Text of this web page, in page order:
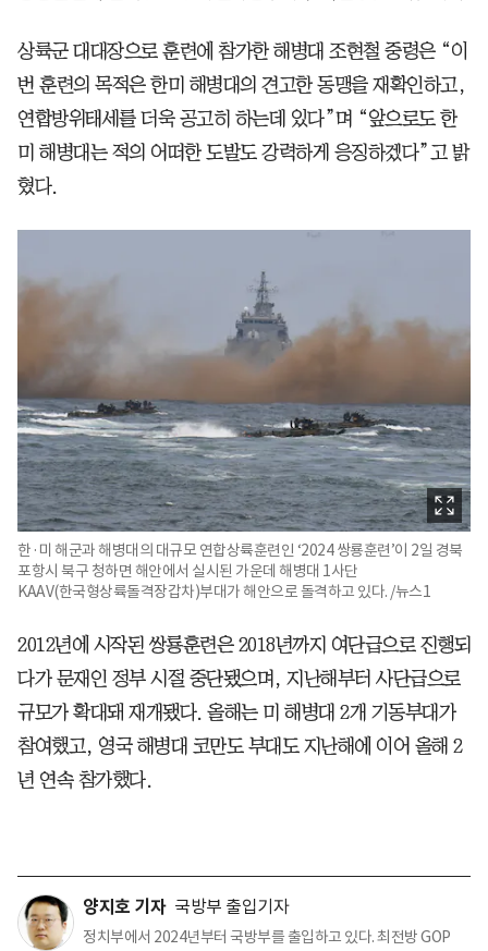
상륙군 대대장으로 훈련에 참가한 해병대 조현철 중령은 “이
번 훈련의 목적은 한미 해병대의 견고한 동맹을 재확인하고,
연합방위태세를 더욱 공고히 하는데 있다”며 “앞으로도 한
미 해병대는 적의 어떠한 도발도 강력하게 응징하겠다”고 밝
혔다.
한·미 해군과 해병대의 대규모 연합상륙훈련인 ‘2024 쌍룡훈련’이 2일 경북
포항시 북구 청하면 해안에서 실시된 가운데 해병대 1사단
KAAV(한국형상륙돌격장갑차)부대가 해안으로 돌격하고 있다. /뉴스1
2012년에 시작된 쌍룡훈련은 2018년까지 여단급으로 진행되
다가 문재인 정부 시절 중단됐으며, 지난해부터 사단급으로
규모가 확대돼 재개됐다. 올해는 미 해병대 2개 기동부대가
참여했고, 영국 해병대 코만도 부대도 지난해에 이어 올해 2
년 연속 참가했다.
양지호 기자 국방부 출입기자
정치부에서 2024년부터 국방부를 출입하고 있다. 최전방 GOP